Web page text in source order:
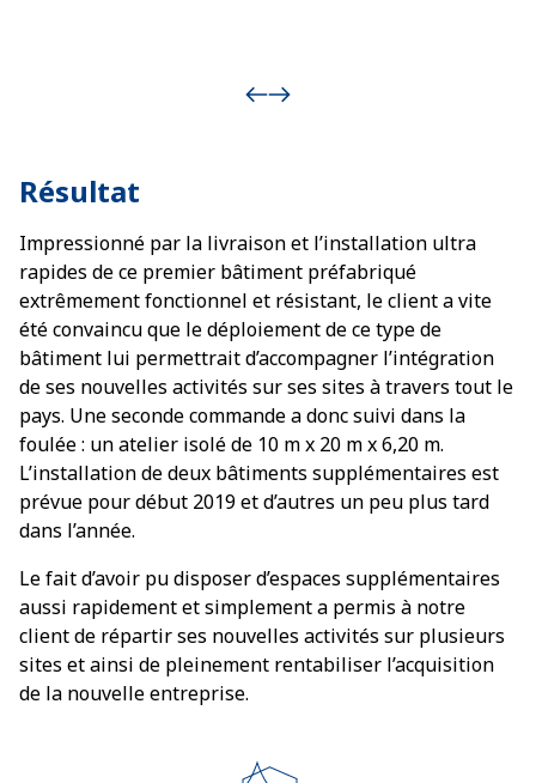
Résultat
Impressionné par la livraison et l’installation ultra
rapides de ce premier bâtiment préfabriqué
extrêmement fonctionnel et résistant, le client a vite
été convaincu que le déploiement de ce type de
bâtiment lui permettrait d’accompagner l’intégration
de ses nouvelles activités sur ses sites à travers tout le
pays. Une seconde commande a donc suivi dans la
foulée : un atelier isolé de 10 m x 20 m x 6,20 m.
L’installation de deux bâtiments supplémentaires est
prévue pour début 2019 et d’autres un peu plus tard
dans l’année.
Le fait d’avoir pu disposer d’espaces supplémentaires
aussi rapidement et simplement a permis à notre
client de répartir ses nouvelles activités sur plusieurs
sites et ainsi de pleinement rentabiliser l’acquisition
de la nouvelle entreprise.